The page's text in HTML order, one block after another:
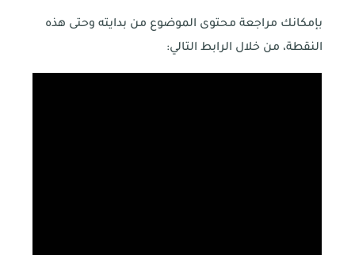
بإمكانك مراجعة محتوى الموضوع من بدايته وحتى هذه
النقطة، من خلال الرابط التالي: